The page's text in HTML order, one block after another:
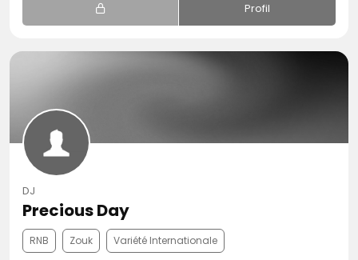
Profil
DJ
Precious Day
RNB Zouk Variété Internationale